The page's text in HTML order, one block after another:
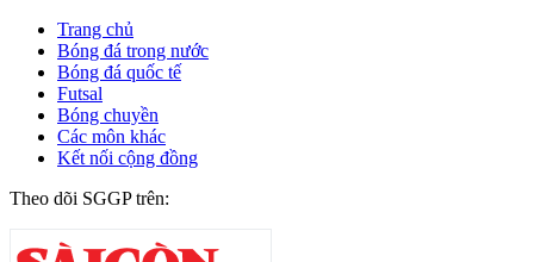
Trang chủ
Bóng đá trong nước
Bóng đá quốc tế
Futsal
Bóng chuyền
Các môn khác
Kết nối cộng đồng
Theo dõi SGGP trên: